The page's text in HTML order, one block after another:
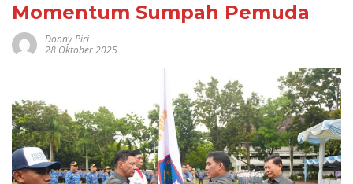
Momentum Sumpah Pemuda
Donny Piri
28 Oktober 2025